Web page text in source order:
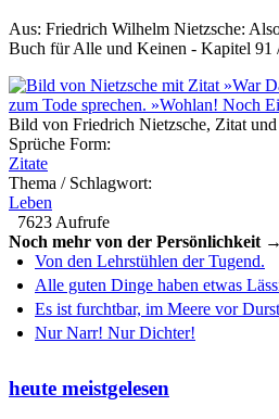
Aus: Friedrich Wilhelm Nietzsche:
Buch für Alle und Keinen - Kapitel 91
Bild von Friedrich Nietzsche, Zitat
Sprüche Form:
Zitate
Thema / Schlagwort:
Leben
7623 Aufrufe
Noch mehr von der Persönlichkeit →
Von den Lehrstühlen der Tugend.
Alle guten Dinge haben etwas
Es ist furchtbar, im Meere vor
Nur Narr! Nur Dichter!
heute meistgelesen